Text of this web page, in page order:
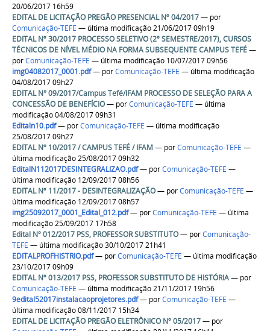
20/06/2017 16h59
EDITAL DE LICITAÇÃO PREGÃO PRESENCIAL Nº 04/2017— por
Comunicação-TEFE — última modificação 21/06/2017 09h19
EDITAL Nº 30/2017 PROCESSO SELETIVO (2º SEMESTRE/2017), CURSOS
TÉCNICOS DE NÍVEL MÉDIO NA FORMA SUBSEQUENTE CAMPUS TEFÉ—
porComunicação-TEFE — última modificação 10/07/2017 09h56
img04082017_0001.pdf— porComunicação-TEFE — última modificação
04/08/2017 09h27
EDITAL N° 09/2017/Campus Tefé/lFAM PROCESSO DE SELEÇÃO PARA A
CONCESSÃO DE BENEFÍCIO— porComunicação-TEFE — última
modificação 04/08/2017 09h31
Editaln10.pdf— porComunicação-TEFE — última modificação
25/08/2017 09h27
EDITAL Nº 10/2017 / CAMPUS TEFÉ / IFAM— porComunicação-TEFE —
última modificação 25/08/2017 09h32
EditalN112017DESINTEGRALIZAO.pdf— porComunicação-TEFE —
última modificação 12/09/2017 08h56
EDITAL Nº 11/2017 - DESINTEGRALIZAÇÃO— porComunicação-TEFE —
última modificação 12/09/2017 08h57
img25092017_0001_Edital_012.pdf— porComunicação-TEFE — última
modificação 25/09/2017 17h58
Edital Nº 012/2017 PSS, PROFESSOR SUBSTITUTO— porComunicação-
TEFE — última modificação 30/10/2017 21h41
EDITALPROFHISTRIO.pdf— porComunicação-TEFE — última modificação
23/10/2017 09h09
EDITAL Nº 013/2017 PSS, PROFESSOR SUBSTITUTO DE HISTÓRIA— por
Comunicação-TEFE — última modificação 21/11/2017 19h56
9edital52017instalacaoprojetores.pdf— porComunicação-TEFE —
última modificação 08/11/2017 15h34
EDITAL DE LICITAÇÃO PREGÃO ELETRÔNICO Nº 05/2017— por